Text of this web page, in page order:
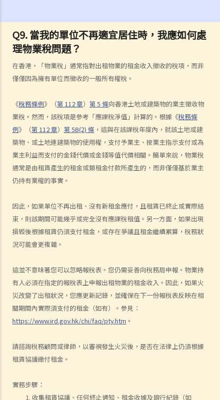
Q9. 當我的單位不再適宜居住時，我應如何處
理物業稅問題？
在香港，「物業稅」通常指對出租物業的租金收入徵收的稅項，而非
僅僅因為擁有單位而徵收的一般所有權稅。
《稅務條例》（第 112 章） 第 5 條向香港土地或建築物的業主徵收物
業稅。然而，該稅項是參考「應課稅淨值」計算的。根據《稅務條
例》（第 112 章） 第 5B(2) 條 ，這與在該課稅年度內，就該土地或建
築物、或土地連建築物的使用權，支付予業主、按業主指示支付或為
業主利益而支付的金錢代價或金錢等值代價相關。簡單來說，物業稅
通常是由租賃產生的租金或類租金付款所產生的，而非僅僅基於業主
仍持有業權的事實。
因此，如果單位不再出租、沒有新租金應付，且租賃已終止或實際結
束，則該期間可能幾乎或完全沒有應課稅租值。另一方面，如果出現
損毀後根據租賃仍須支付租金，或存在爭議且租金繼續累算，稅務狀
況可能會更複雜。
這並不意味著您可以忽略報稅表。您仍需妥善向稅務局申報。物業持
有人必須在指定的報稅表上申報出租物業的租金收入。因此，如果火
災改變了出租狀況，您應更新記錄，並確保在下一份報稅表反映在相
關期間內實際須支付的租金（如有）。參見：
https://www.ird.gov.hk/chi/faq/pty.htm 。
請諮詢稅務顧問或律師，以審視發生火災後，是否在法律上仍須根據
租賃協議繳付租金。
實務步驟：
收集租賃協議、任何終止通知、租金收據及銀行紀錄（如
E. 骨灰撒海
F. 遺體／骨殖／骨灰出入香港
人身傷亡
傷者本人
何謂「人身傷害」？
如何就人身傷害提出申索？
人身傷害訴訟所涉的法律程序
1. 申索信（原告人）及建設性的答覆（被告人）
2. 傳訊令狀
3. 申索陳述書
4. 損害賠償陳述書
6. 證明書（收費安排）
7. 屬實申述
8. 委託專家擬備報告的守則
9. 核對表評檢及案件管理問卷
11. 審訊前的覆核
就人身傷害提出申索，是否存在時限？
就人身傷害提出申索，會取得多少賠償？
法律援助
法律援助輔助計劃
切勿尋求索償代理協助處理申索